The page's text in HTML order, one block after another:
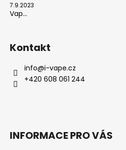
7.9.2023
Vap...
Kontakt
info@i-vape.cz
+420 608 061 244
INFORMACE PRO VÁS